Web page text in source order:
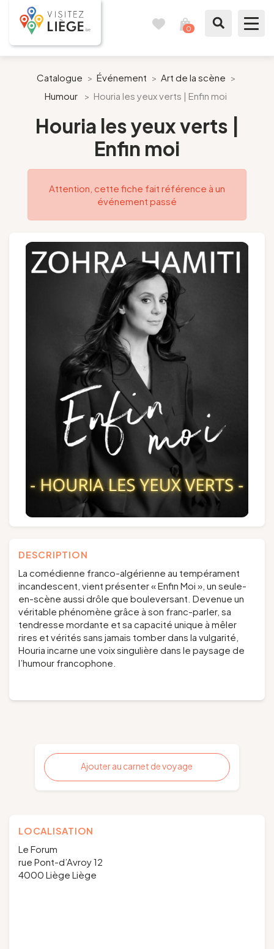
0
Comme un Liégeois
Préparer mon séjour
Nos suggestions
Suivez-nous
Presse
Groupes et voyagistes
NL DE
Catalogue > Événement > Art de la scène >
Humour
> Houria les yeux verts | Enfin moi
Houria les yeux verts |
Enfin moi
Attention, cette fiche fait référence à un
événement passé
DESCRIPTION
La comédienne franco-algérienne au tempérament
incandescent, vient présenter « Enfin Moi », un seule-
en-scène aussi drôle que bouleversant. Devenue un
véritable phénomène grâce à son franc-parler, sa
tendresse mordante et sa capacité unique à mêler
rires et vérités sans jamais tomber dans la vulgarité,
Houria incarne une voix singulière dans le paysage de
l’humour francophone.
Ajouter au carnet de voyage
LOCALISATION
Le Forum
rue Pont-d’Avroy 12
4000 Liège Liège